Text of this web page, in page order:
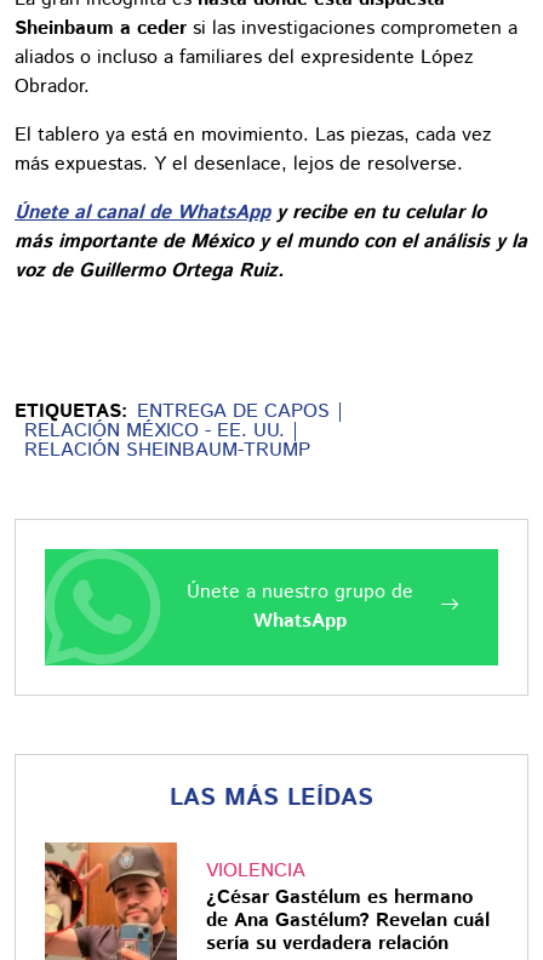
Sheinbaum a ceder si las investigaciones comprometen a
aliados o incluso a familiares del expresidente López
Obrador.
El tablero ya está en movimiento. Las piezas, cada vez
más expuestas. Y el desenlace, lejos de resolverse.
Únete al canal de WhatsAppy recibe en tu celular lo
más importante de México y el mundo con el análisis y la
voz de Guillermo Ortega Ruiz.
ETIQUETAS: ENTREGA DE CAPOS
RELACIÓN MÉXICO - EE. UU.
RELACIÓN SHEINBAUM-TRUMP
Únete a nuestro grupo de
WhatsApp
LAS MÁS LEÍDAS
VIOLENCIA
¿César Gastélum es hermano
de Ana Gastélum? Revelan cuál
sería su verdadera relación